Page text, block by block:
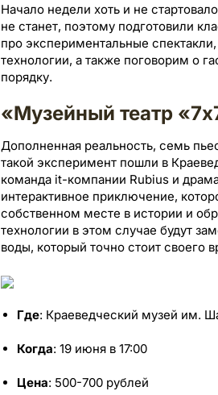
Начало недели хоть и не
не станет, поэтому подготовили
про экспериментальные
технологии, а также поговорим о
порядку.
«Музейный театр
Дополненная реальность, семь
такой эксперимент пошли в
команда it-компании Rubius и
интерактивное приключение,
собственном месте в истории и
технологии в этом случае будут
воды, который точно стоит своего
Где: Краеведческий музей им.
Когда: 19 июня в 17:00
Цена: 500-700 рублей